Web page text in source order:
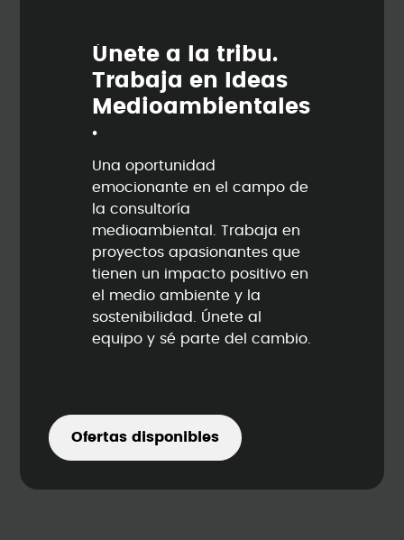
Únete a la tribu.
Trabaja en Ideas
Medioambienta les
.
Una oportunidad
emocionante en el campo de
la consultoría
medioambiental. Trabaja en
proyectos apasionantes que
tienen un impacto positivo en
el medio ambiente y la
sostenibilidad. Únete al
equipo y sé parte del cambio.
Ofertas disponibles